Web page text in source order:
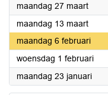
maandag 27 maart2023
maandag 13 maart2023
maandag 6 februari2023
woensdag 1 februari2023
maandag 23 januari2023